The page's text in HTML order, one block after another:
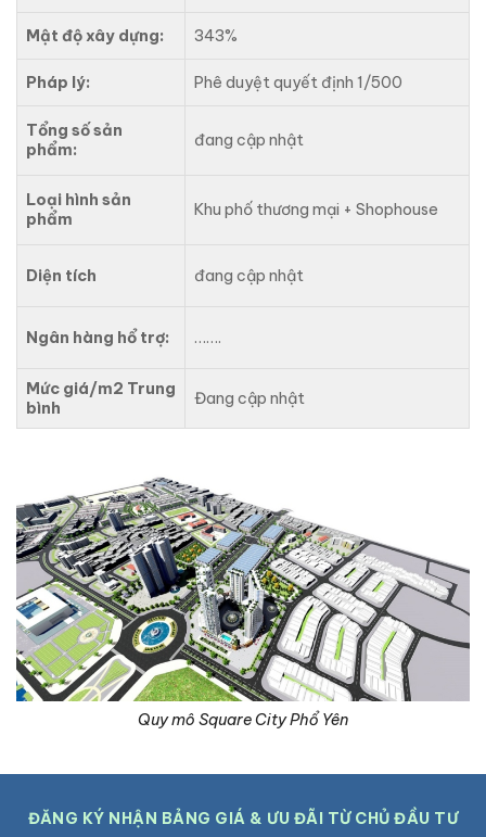
Mật độ xây dựng: 343%
Pháp lý: Phê duyệt quyết định 1/500
Tổng số sản
phẩm:
đang cập nhật
Loại hình sản
phẩm
Khu phố thương mại + Shophouse
Diện tích đang cập nhật
Ngân hàng hổ trợ: …….
Mức giá/m2 Trung
bình
Đang cập nhật
Quy mô Square City Phổ Yên
ĐĂNG KÝ NHẬN BẢNG GIÁ & ƯU ĐÃI TỪ CHỦ ĐẦU TƯ